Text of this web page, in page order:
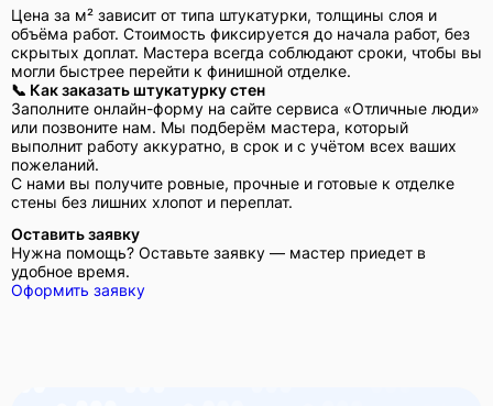
Цена за м² зависит от типа штукатурки, толщины слоя и
объёма работ. Стоимость фиксируется до начала работ, без
скрытых доплат. Мастера всегда соблюдают сроки, чтобы вы
могли быстрее перейти к финишной отделке.
📞 Как заказать штукатурку стен
Заполните онлайн-форму на сайте сервиса «Отличные люди»
или позвоните нам. Мы подберём мастера, который
выполнит работу аккуратно, в срок и с учётом всех ваших
пожеланий.
С нами вы получите ровные, прочные и готовые к отделке
стены без лишних хлопот и переплат.
Оставить заявку
Нужна помощь? Оставьте заявку — мастер приедет в
удобное время.
Оформить заявку